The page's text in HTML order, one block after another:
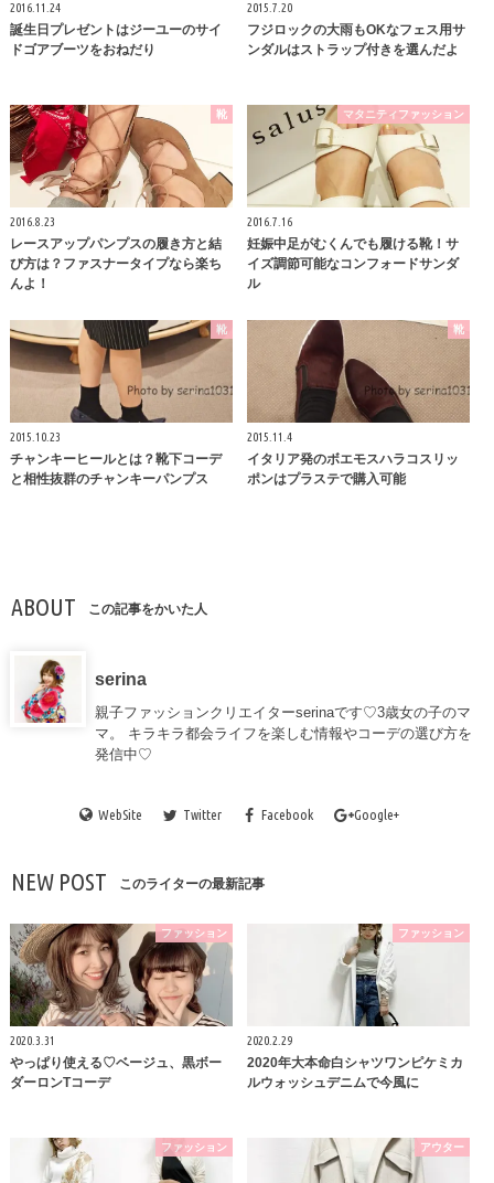
2016.11.24
誕生日プレゼントはジーユーのサイ
ドゴアブーツをおねだり
2015.7.20
フジロックの大雨もOKなフェス用サ
ンダルはストラップ付きを選んだよ
靴
2016.8.23
レースアップパンプスの履き方と結
び方は？ファスナータイプなら楽ち
んよ！
マタニティファッション
2016.7.16
妊娠中足がむくんでも履ける靴！サ
イズ調節可能なコンフォードサンダ
ル
靴
2015.10.23
チャンキーヒールとは？靴下コーデ
と相性抜群のチャンキーパンプス
靴
2015.11.4
イタリア発のボエモスハラコスリッ
ポンはプラステで購入可能
ABOUT この記事をかいた人
serina
親子ファッションクリエイターserinaです♡3歳女の子のマ
マ。 キラキラ都会ライフを楽しむ情報やコーデの選び方を
発信中♡
WebSite Twitter Facebook Google+
NEW POST このライターの最新記事
ファッション
2020.3.31
やっぱり使える♡ベージュ、黒ボー
ダーロンTコーデ
ファッション
2020.2.29
2020年大本命白シャツワンピケミカ
ルウォッシュデニムで今風に
ファッション アウター